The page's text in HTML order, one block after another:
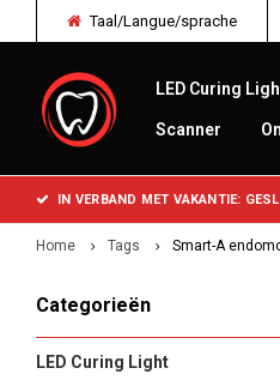
Taal/Langue/sprache
LED Curing
Scanner
IN VERBAND MET VAKANTIE:
Home Tags Smart-A
Categorieën
LED Curing Light